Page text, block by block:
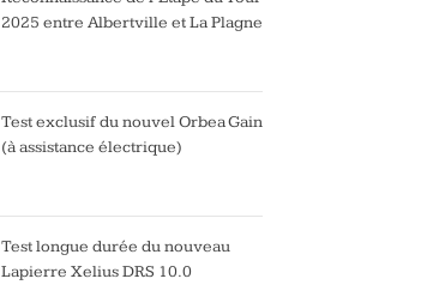
2025 entre Albertville et La Plagne
Test exclusif du nouvel Orbea Gain
(à assistance électrique)
Test longue durée du nouveau
Lapierre Xelius DRS 10.0